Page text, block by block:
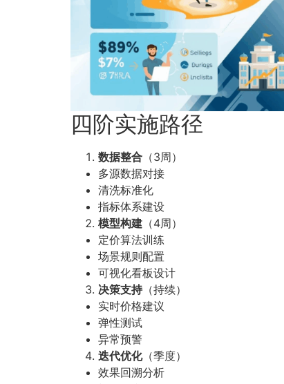
四阶实施路径
数据整合 （3周）
多源数据对接
清洗标准化
指标体系建设
模型构建 （4周）
定价算法训练
场景规则配置
可视化看板设计
决策支持（持续）
实时价格建议
弹性测试
异常预警
迭代优化（季度）
效果回溯分析